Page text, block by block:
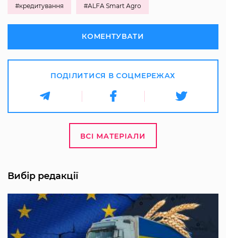
#кредитування #ALFA Smart Agro
КОМЕНТУВАТИ
ПОДІЛИТИСЯ В СОЦМЕРЕЖАХ
ВСІ МАТЕРІАЛИ
Вибір редакції